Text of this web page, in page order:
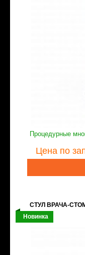
Процедурные
Цена по
СТУЛ ВРАЧА-
Новинка